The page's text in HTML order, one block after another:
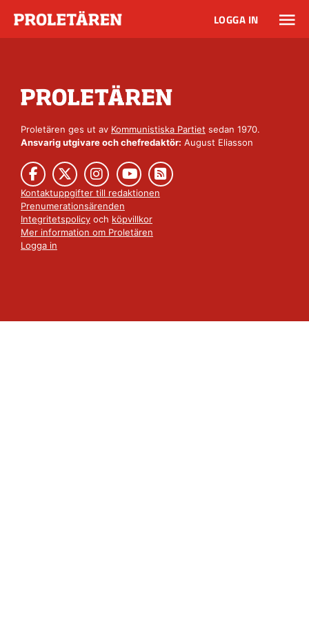
LOGGA IN
Proletären ges ut av Kommunistiska Partiet sedan 1970.
Ansvarig utgivare och chefredaktör: August Eliasson
Kontaktuppgifter till redaktionen
Prenumerationsärenden
Integritetspolicy och köpvillkor
Mer information om Proletären
Logga in